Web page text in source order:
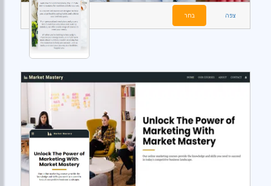
צפה בחר